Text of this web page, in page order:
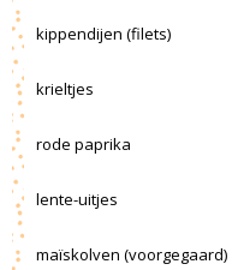
kippendijen (filets)
krieltjes
rode paprika
lente-uitjes
maïskolven (voorgegaard)